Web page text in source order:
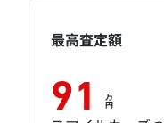
最高査定額
91 万
円